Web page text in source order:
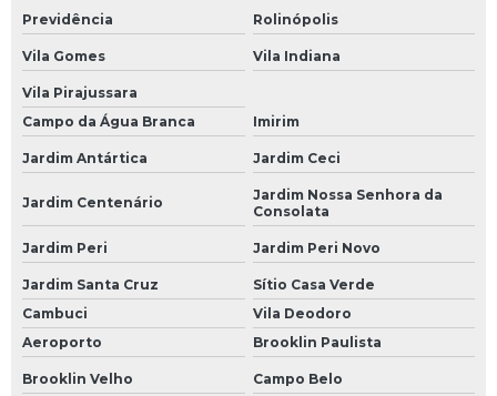
Bateria Heliar Carro
Bateria Moura Carro
Bateria Moura de Carro
Bateria Moura para Carro
Bateria para Carro
Bateria para Carro 60
Bateria para Carro 60 Amperes
Bateria para Carro Heliar
Borracharias 24 Horas
Previdência Rolinópolis
Vila Gomes Vila Indiana
Vila Pirajussara
Campo da Água Branca
Imirim
Jardim Antártica Jardim Ceci
Jardim Centenário
Jardim Nossa Senhora da
Consolata
Jardim Peri Jardim Peri Novo
Jardim Santa Cruz
Sítio Casa Verde
Cambuci
Vila Deodoro
Aeroporto
Brooklin Paulista
Brooklin Velho Campo Belo